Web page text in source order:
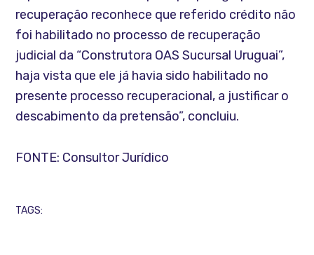
recuperação reconhece que referido crédito não
foi habilitado no processo de recuperação
judicial da “Construtora OAS Sucursal Uruguai”,
haja vista que ele já havia sido habilitado no
presente processo recuperacional, a justificar o
descabimento da pretensão”, concluiu.
FONTE: Consultor Jurídico
TAGS: